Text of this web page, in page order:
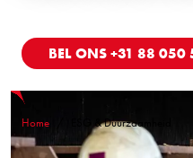
BEL ONS +31 88 050
Home ESG & Duurzaamheid